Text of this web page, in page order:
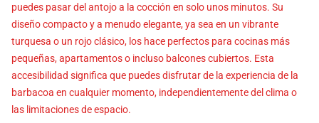
puedes pasar del antojo a la cocción en solo unos minutos. Su
diseño compacto y a menudo elegante, ya sea en un vibrante
turquesa o un rojo clásico, los hace perfectos para cocinas más
pequeñas, apartamentos o incluso balcones cubiertos. Esta
accesibilidad significa que puedes disfrutar de la experiencia de la
barbacoa en cualquier momento, independientemente del clima o
las limitaciones de espacio.